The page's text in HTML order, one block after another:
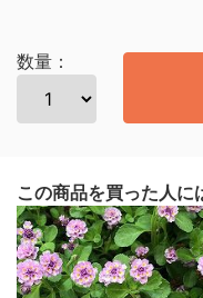
数量：
この商品を買った人に